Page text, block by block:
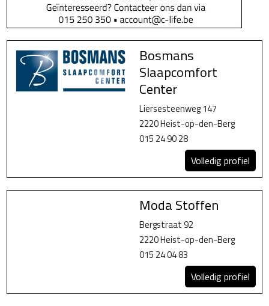
Bosmans
Slaapcomfort
Center
Liersesteenweg 147
2220 Heist-op-den-Berg
015 24 90 28
Volledig profiel
Moda Stoffen
Bergstraat 92
2220 Heist-op-den-Berg
015 24 04 83
Volledig profiel